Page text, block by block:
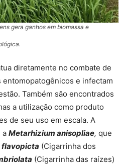
gera ganhos em biomassa e
diretamente no combate de
entomopatogênicos e infectam
Também são encontrados
a utilização como produto
de seu uso em escala. A
a Metarhizium anisopliae, que
flavopicta (Cigarrinha dos
(Cigarrinha das raízes)